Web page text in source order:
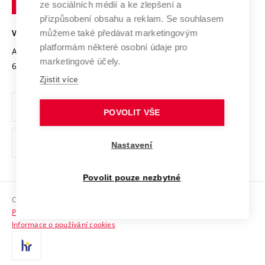
Open Science
Projekty
Projekty ze strukturálních fondů
Specifický výzkum
Mezinárodní dohody
Univerzitní sítě
Bezpečná univerzita
Vyznamenání
Organizační struktura
Ochrana osobních údajů
odkaz)
Sociální bezpečí
HR Award
Kontakty
Brně
VYSOKÉ UČENÍ TECHNICKÉ V BRNĚ
Antonínská 548/1
602 00 Brno
www.vut.cz
vut@vutbr.cz
Copyright © 2026 VUT
Prohlášení o přístupnosti
Informace o používání cookies
ze sociálních médií a ke zlepšení a
přizpůsobení obsahu a reklam. Se souhlasem
můžeme také předávat marketingovým
platformám některé osobní údaje pro
marketingové účely.
Zjistit více
POVOLIT VŠE
Nastavení
Povolit pouze nezbytné